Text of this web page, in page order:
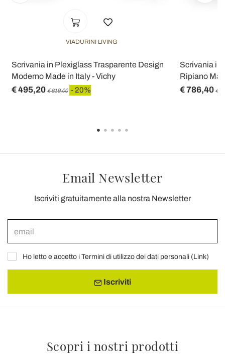
VIADURINI LIVING
Scrivania in Plexiglass Trasparente Design
Moderno Made in Italy - Vichy
€ 495,20 € 619,00 - 20%
Scrivania in
Ripiano
€ 786,40 €
Email Newsletter
Iscriviti gratuitamente alla nostra Newsletter
Ho letto e accetto i Termini di utilizzo dei dati personali (Link)
Iscriviti
Scopri i nostri prodotti